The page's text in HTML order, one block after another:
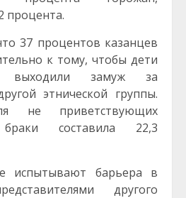
процента.
37 процентов казанцев
к тому, чтобы дети
выходили замуж за
этнической группы.
не приветствующих
браки составила 22,3
испытывают барьера в
другого